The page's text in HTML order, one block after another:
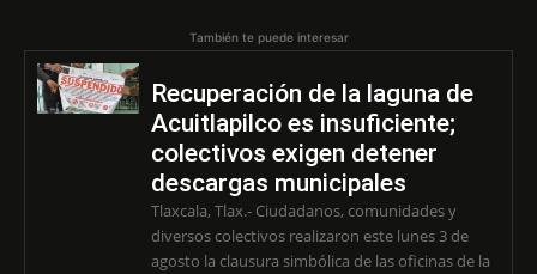
También te puede interesar
Recuperación de la laguna de
Acuitlapilco es insuficiente;
colectivos exigen detener
descargas municipales
Tlaxcala, Tlax.- Ciudadanos, comunidades y
diversos colectivos realizaron este lunes 3 de
agosto la clausura simbólica de las oficinas de la